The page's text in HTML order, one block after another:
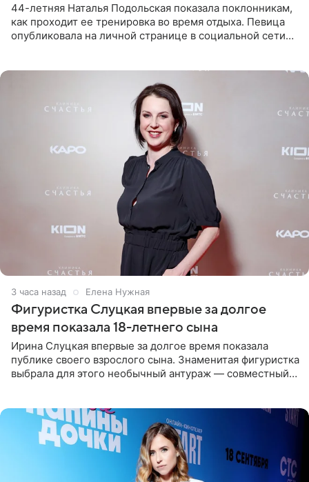
44-летняя Наталья Подольская показала поклонникам,
как проходит ее тренировка во время отдыха. Певица
опубликовала на личной странице в социальной сети
3 часа назад Елена Нужная
Фигуристка Слуцкая впервые за долгое
время показала 18-летнего сына
Ирина Слуцкая впервые за долгое время показала
публике своего взрослого сына. Знаменитая фигуристка
выбрала для этого необычный антураж — совместный